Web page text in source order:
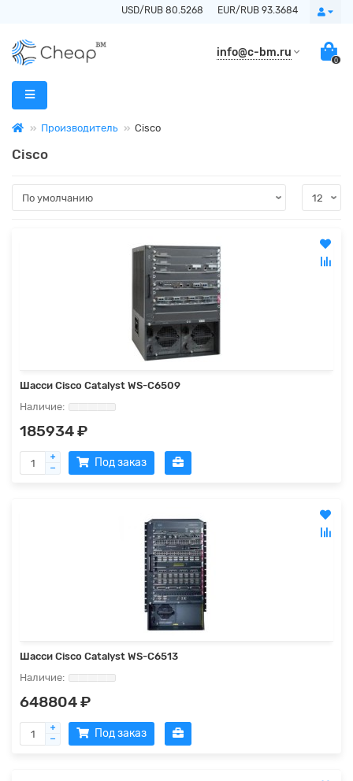
USD/RUB 80.5268 EUR/RUB 93.3684
info@c-bm.ru
0
Производитель Cisco
Cisco
Шасси Cisco Catalyst WS-C6509
185934 ₽
Под заказ
Шасси Cisco Catalyst WS-C6513
648804 ₽
Под заказ